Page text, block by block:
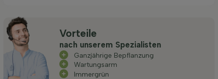
Vorteile
nach unserem Spezialisten
Ganzjährige Bepflanzung
Wartungsarm
Immergrün